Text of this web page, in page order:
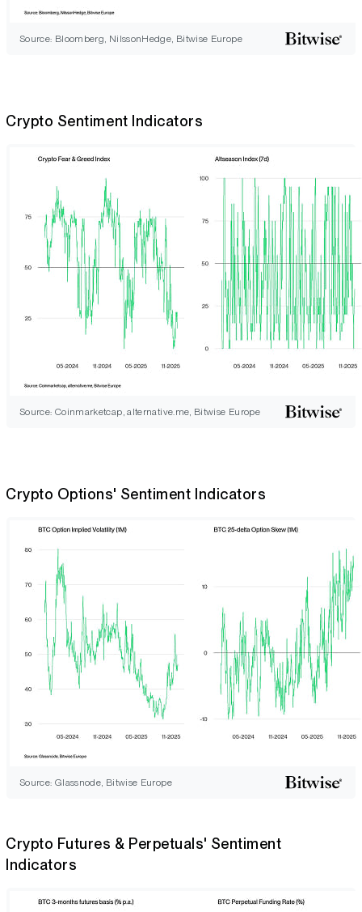
Source: Bloomberg, NilssonHedge, Bitwise Europe
Crypto Sentiment Indicators
Source: Coinmarketcap, alternative.me, Bitwise Europe
Crypto Options' Sentiment Indicators
Source: Glassnode, Bitwise Europe
Crypto Futures & Perpetuals' Sentiment
Indicators